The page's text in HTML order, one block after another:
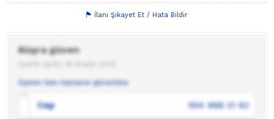
İlanı Şikayet Et / Hata Bildir
Büşra güven
Üyenin tüm ilanlarını görüntüle
Cep 554 988 21 62